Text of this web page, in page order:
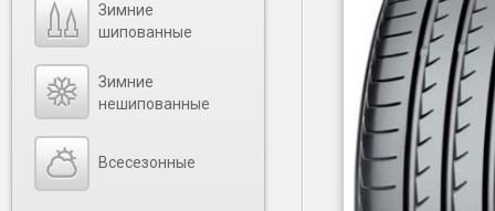
Зимние
шипованные
Зимние
нешипованные
Всесезонные